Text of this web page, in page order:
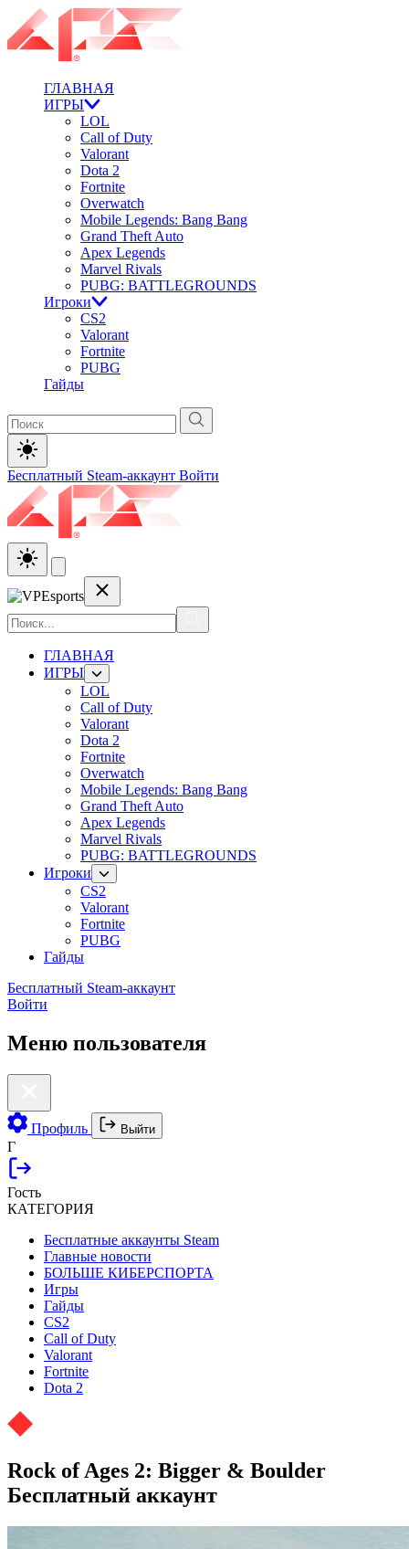
ГЛАВНАЯ
ИГРЫ
LOL
Call of Duty
Valorant
Dota 2
Fortnite
Overwatch
Mobile Legends: Bang Bang
Grand Theft Auto
Apex Legends
Marvel Rivals
PUBG: BATTLEGROUNDS
Игроки
CS2
Valorant
Fortnite
PUBG
Гайды
Бесплатный Steam-аккаунт Войти
ГЛАВНАЯ
ИГРЫ
LOL
Call of Duty
Valorant
Dota 2
Fortnite
Overwatch
Mobile Legends: Bang Bang
Grand Theft Auto
Apex Legends
Marvel Rivals
PUBG: BATTLEGROUNDS
Игроки
CS2
Valorant
Fortnite
PUBG
Гайды
Бесплатный Steam-аккаунт
Войти
Меню пользователя
Профиль Выйти
Г
Гость
КАТЕГОРИЯ
Бесплатные аккаунты Steam
Главные новости
БОЛЬШЕ КИБЕРСПОРТА
Игры
Гайды
CS2
Call of Duty
Valorant
Fortnite
Dota 2
Rock of Ages 2: Bigger & Boulder
Бесплатный аккаунт